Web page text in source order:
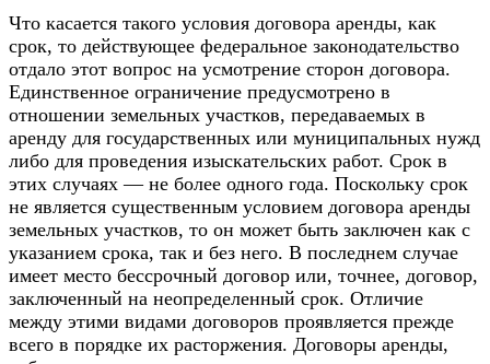
Что касается такого условия договора аренды, как
срок, то действующее федеральное законодательство
отдало этот вопрос на усмотрение сторон договора.
Единственное ограничение предусмотрено в
отношении земельных участков, передаваемых в
аренду для государственных или муниципальных нужд
либо для проведения изыскательских работ. Срок в
этих случаях — не более одного года. Поскольку срок
не является существенным условием договора аренды
земельных участков, то он может быть заключен как с
указанием срока, так и без него. В последнем случае
имеет место бессрочный договор или, точнее, договор,
заключенный на неопределенный срок. Отличие
между этими видами договоров проявляется прежде
всего в порядке их расторжения. Договоры аренды,